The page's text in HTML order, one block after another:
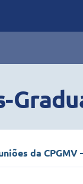
da CPGMV